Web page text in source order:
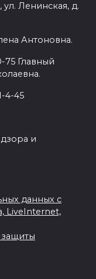
Ленинская, д.
Антоновна.
75 Главный
4-45
и
данных с
LiveInternet,